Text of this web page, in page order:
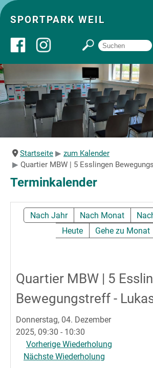
SPORTPARK WEIL
Über uns
Startseite
Angebote
Sozial- und Gruppenräume
Sportpark
Startseite
zum Kalender
Quartier MBW | 5 Esslingen
Terminkalender
Nach Jahr Nach Monat
Heute
Gehe zu Monat
Quartier MBW | 5
Bewegungstreff -
Donnerstag, 04. Dezember
2025, 09:30 - 10:30
Vorherige Wiederholung
Nächste Wiederholung